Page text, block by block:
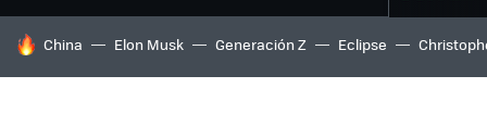
HOY SE HABLA DE
China Elon Musk Generación Z Eclipse